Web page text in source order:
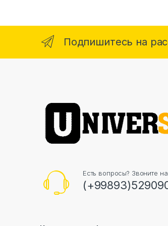
Подпишитесь на
Есть вопросы? Звоните